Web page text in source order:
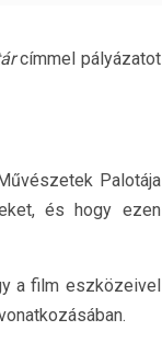
címmel pályázatot
Palotája
és hogy ezen
a film eszközeivel